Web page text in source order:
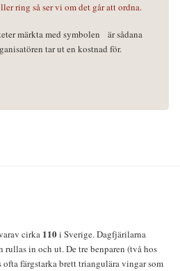
ring så ser vi om det går att ordna.
märkta med symbolen
är sådana
tar ut en kostnad för.
cirka 110i Sverige. Dagfjärilarna
rullas in och ut. De tre benparen (två hos
färgstarka brett triangulära vingar som